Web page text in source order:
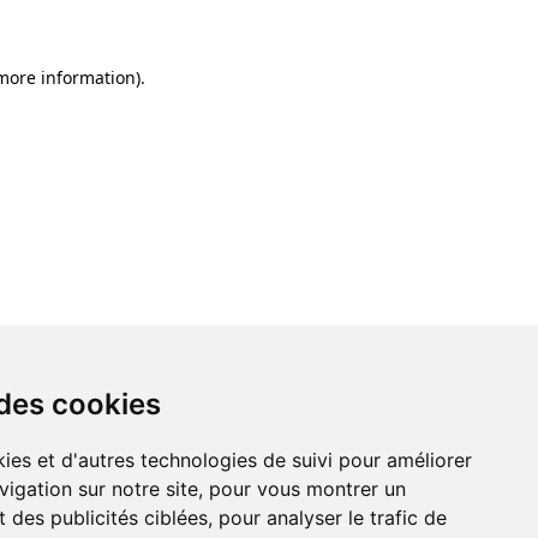
cookies
et d'autres technologies de suivi pour améliorer
sur notre site, pour vous montrer un
des publicités ciblées, pour analyser le trafic de
information).